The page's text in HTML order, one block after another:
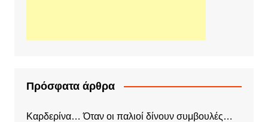
Πρόσφατα άρθρα
Καρδερίνα… Όταν οι παλιοί δίνουν συμβουλές…